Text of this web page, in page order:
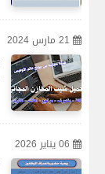
21 مارس 2024
06 يناير 2026